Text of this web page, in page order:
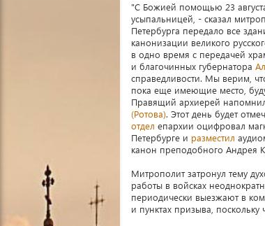
"С Божией помощью 23
усыпальницей, - сказал
Петербурга передало все
канонизации великого
в одно время с передачей
и благочинных губернатора
справедливости. Мы верим,
пока еще имеющие место,
Правящий архиерей
(Ротова). Этот день будет
отдел епархии оцифровал
Петербурге и разместил
канон преподобного Андрея
Митрополит затронул тему
работы в войсках
периодически выезжают в
и пунктах призыва,